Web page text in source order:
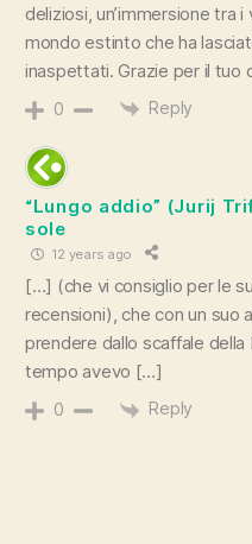
deliziosi, un’immersione tra
mondo estinto che ha
inaspettati. Grazie per il
0 Reply
“Lungo addio” (Jurij
sole
12 years ago
[…] (che vi consiglio per le
recensioni), che con un suo
prendere dallo scaffale
tempo avevo […]
0 Reply